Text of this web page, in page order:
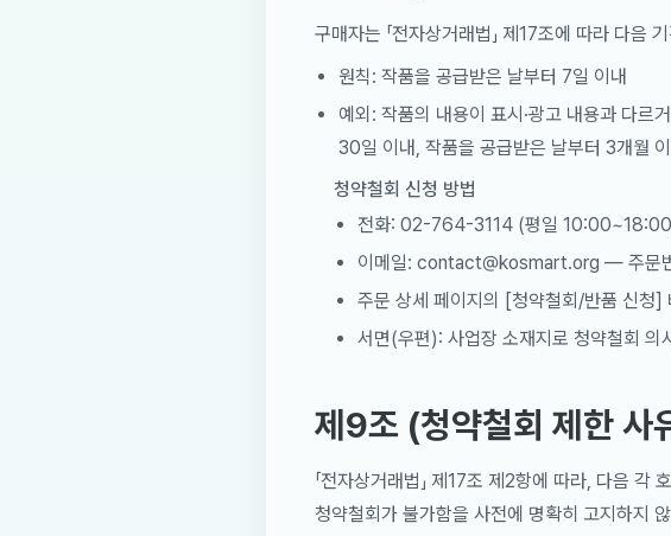
구매자는 「전자상거래법」 제17조에 따라 다음
원칙: 작품을 공급받은 날부터 7일 이내
예외: 작품의 내용이 표시·광고 내용과 다르
30일 이내, 작품을 공급받은 날부터 3개월
청약철회 신청 방법
전화: 02-764-3114 (평일
이메일: contact@kosmart.org — 주문
주문 상세 페이지의 [청약철회/반품 신청]
서면(우편): 사업장 소재지로 청약철회 의
제9조 (청약철회 제한 사
「전자상거래법」 제17조 제2항에 따라, 다음
청약철회가 불가함을 사전에 명확히 고지하지